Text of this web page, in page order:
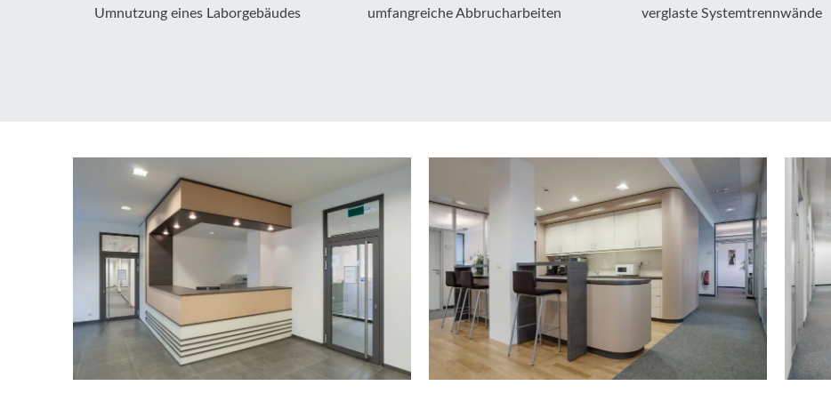
Umnutzung eines Laborgebäudes umfangreiche Abbrucharbeiten verglaste Systemtrennwände